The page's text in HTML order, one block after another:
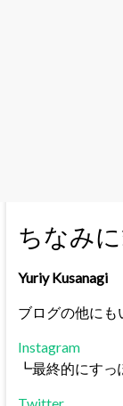
ちなみ
Yuriy Kusanagi
ブログの他に
Instagram
┗最終的にすっ